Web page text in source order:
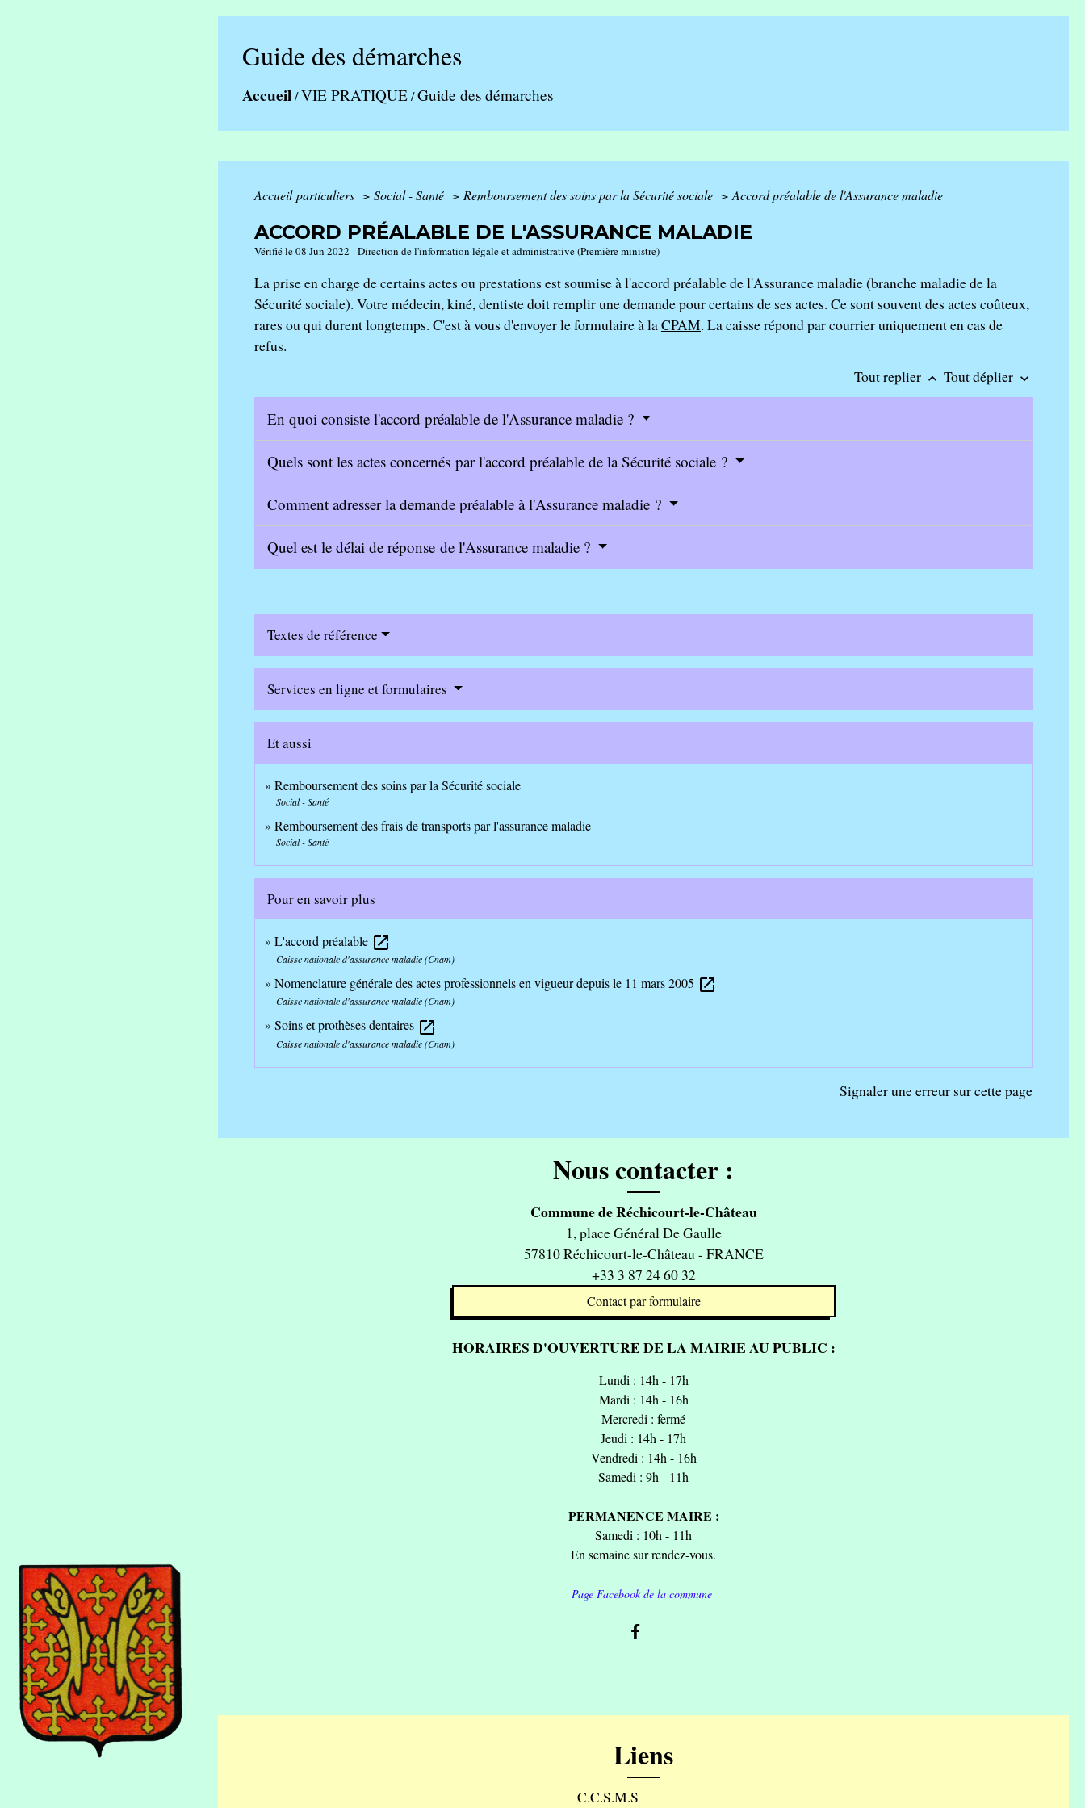
Guide des démarches
Accueil/VIE PRATIQUE/Guide des démarches
Accueil particuliers > Social - Santé > Remboursement des soins par la Sécurité sociale > Accord préalable de l'Assurance maladie
ACCORD PRÉALABLE DE L'ASSURANCE MALADIE
Vérifié le 08 Jun 2022 - Direction de l'information légale et administrative (Première ministre)
La prise en charge de certains actes ou prestations est soumise à l'accord préalable de l'Assurance maladie (branche maladie de la
Sécurité sociale). Votre médecin, kiné, dentiste doit remplir une demande pour certains de ses actes. Ce sont souvent des actes coûteux,
rares ou qui durent longtemps. C'est à vous d'envoyer le formulaire à laCPAM. La caisse répond par courrier uniquement en cas de
refus.
Tout replier keyboard_arrow_up Tout déplier keyboard_arrow_down
En quoi consiste l'accord préalable de l'Assurance maladie ?
Quels sont les actes concernés par l'accord préalable de la Sécurité sociale ?
Comment adresser la demande préalable à l'Assurance maladie ?
Quel est le délai de réponse de l'Assurance maladie ?
Textes de référence
Services en ligne et formulaires
Et aussi
Remboursement des soins par la Sécurité sociale
Social - Santé
Remboursement des frais de transports par l'assurance maladie
Social - Santé
Pour en savoir plus
L'accord préalable open_in_new
Caisse nationale d'assurance maladie (Cnam)
Nomenclature générale des actes professionnels en vigueur depuis le 11 mars 2005 open_in_new
Caisse nationale d'assurance maladie (Cnam)
Soins et prothèses dentaires open_in_new
Caisse nationale d'assurance maladie (Cnam)
Signaler une erreur sur cette page
Nous contacter :
Commune de Réchicourt-le-Château
1, place Général De Gaulle
57810 Réchicourt-le-Château - FRANCE
+33 3 87 24 60 32
Contact par formulaire
HORAIRES D'OUVERTURE DE LA MAIRIE AU PUBLIC :
Lundi : 14h - 17h
Mardi : 14h - 16h
Mercredi : fermé
Jeudi : 14h - 17h
Vendredi : 14h - 16h
Samedi : 9h - 11h
PERMANENCE MAIRE :
Samedi : 10h - 11h
En semaine sur rendez-vous.
Page Facebook de la commune
Liens
C.C.S.M.S